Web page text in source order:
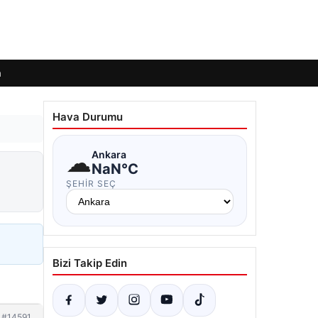
Hava Durumu
☁Ankara
NaN°C
ŞEHIR SEÇ
Bizi Takip Edin